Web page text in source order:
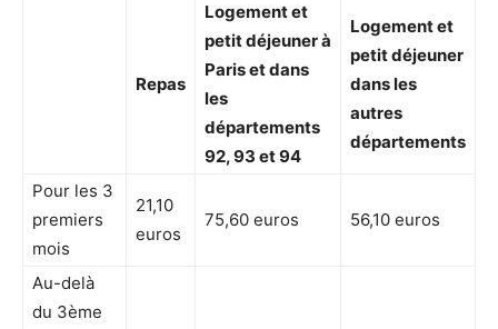
Repas
Logement et
petit déjeuner à
Paris et dans
les
départements
92, 93 et 94
Logement et
petit déjeuner
dans les
autres
départements
Pour les 3
premiers
mois
21,10
euros
75,60 euros 56,10 euros
Au-delà
du 3ème